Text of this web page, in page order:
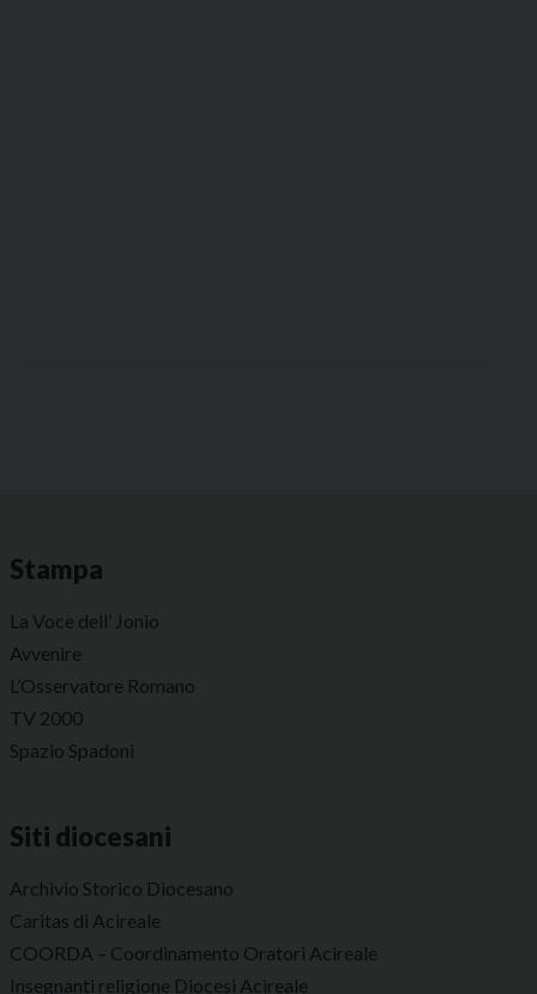
Stampa
La Voce dell’ Jonio
Avvenire
L’Osservatore Romano
TV 2000
Spazio Spadoni
Siti diocesani
Archivio Storico Diocesano
Caritas di Acireale
COORDA – Coordinamento Oratori Acireale
Insegnanti religione Diocesi Acireale